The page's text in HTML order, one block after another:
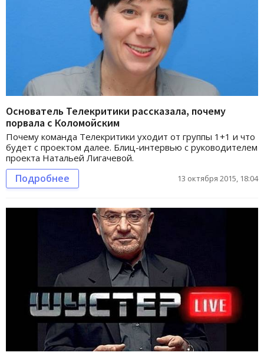
Основатель Телекритики рассказала, почему
порвала с Коломойским
Почему команда Телекритики уходит от группы 1+1 и что
будет с проектом далее. Блиц-интервью с руководителем
проекта Натальей Лигачевой.
Подробнее 13 октября 2015, 18:04